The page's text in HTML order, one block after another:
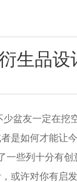
生品设
盆友一定在挖
是如何才能让
一些列十分有
或许对你有启发